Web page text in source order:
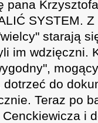
pana
SYSTEM.
starają
im wdzięczni.
do
Teraz po
i